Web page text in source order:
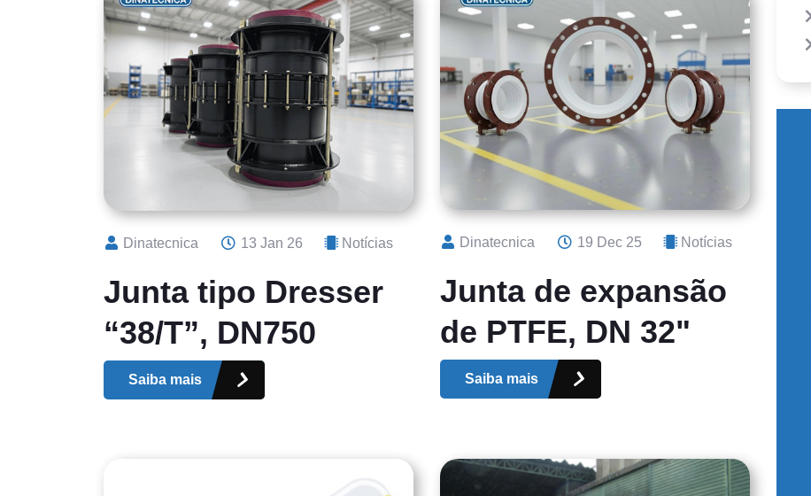
Dinatecnica 13 Jan 26 Notícias
Junta tipo Dresser
“38/T”, DN750
Saiba mais
Dinatecnica 19 Dec 25 Notícias
Junta de expansão
de PTFE, DN 32"
Saiba mais